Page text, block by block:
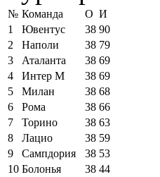
№ Команда О И
1
Ювентус 38 90
2
Наполи 38 79
3
Аталанта 38 69
4
Интер М 38 69
5
Милан 38 68
6
Рома 38 66
7
Торино 38 63
8
Лацио 38 59
9
Сампдория 38 53
10 Болонья 38 44